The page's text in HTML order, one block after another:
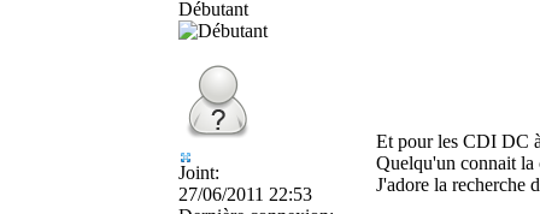
Débutant
Joint:
27/06/2011 22:53
Et pour les CDI DC
Quelqu'un connait la
J'adore la recherche